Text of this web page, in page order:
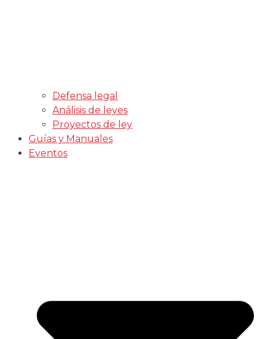
Defensa legal
Análisis de leyes
Proyectos de ley
Guías y Manuales
Eventos